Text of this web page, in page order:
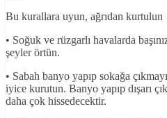
Bu kurallara uyun, ağrıdan kurtulun
• Soğuk ve rüzgarlı havalarda
şeyler örtün.
• Sabah banyo yapıp sokağa
iyice kurutun. Banyo yapıp dışarı
daha çok hissedecektir.